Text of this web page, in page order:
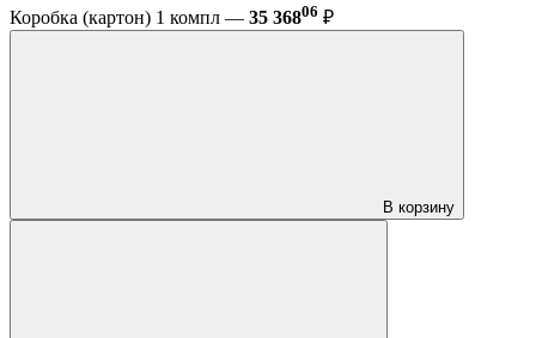
Коробка (картон) 1 компл — 35 36806 ₽
В корзину